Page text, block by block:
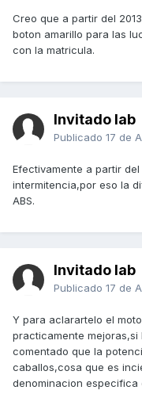
Creo que a partir del
boton amarillo para las
con la matricula.
Invitado lab
Publicado 17 de
Efectivamente a partir
intermitencia,por eso la
ABS.
Invitado lab
Publicado 17 de
Y para aclarartelo el
practicamente
comentado que la
caballos,cosa que es
denominacion especifica